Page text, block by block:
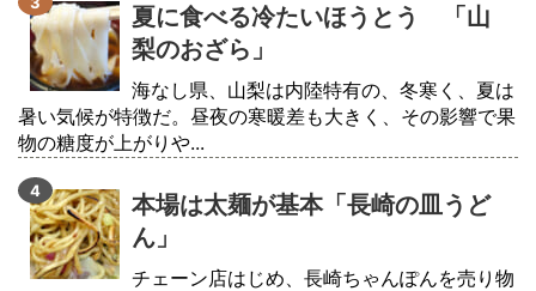
夏に食べる冷たいほうとう 「山
梨のおざら」
海なし県、山梨は内陸特有の、冬寒く、夏は
暑い気候が特徴だ。昼夜の寒暖差も大きく、その影響で果
物の糖度が上がりや...
本場は太麺が基本「長崎の皿うど
ん」
チェーン店はじめ、長崎ちゃんぽんを売り物